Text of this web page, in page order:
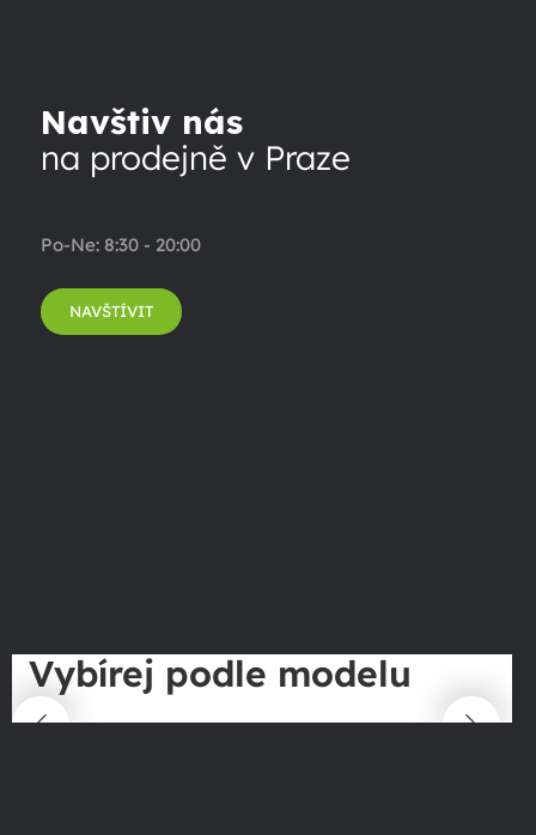
Navštiv nás
na prodejně v Praze
Po-Ne: 8:30 - 20:00
NAVŠTÍVIT
Vybírej podle modelu